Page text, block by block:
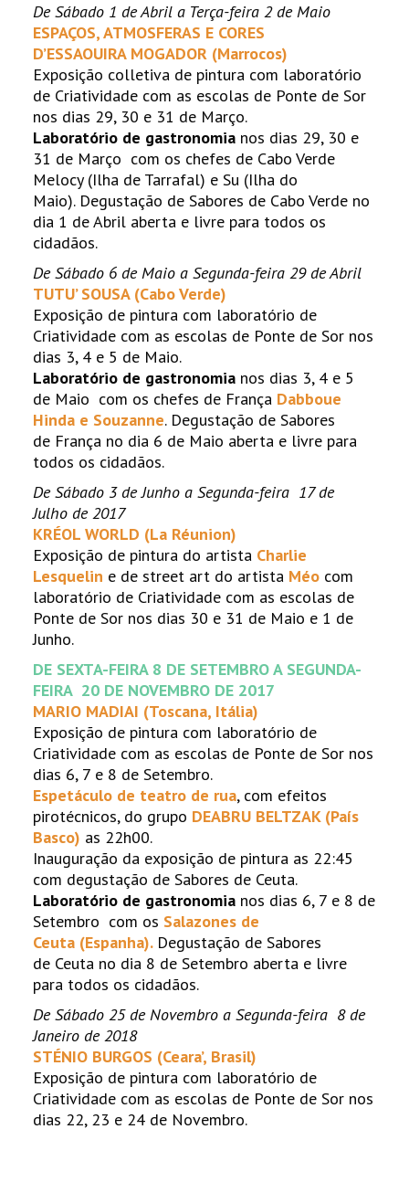
De Sábado 1 de Abril a Terça-feira 2 de Maio
ESPAÇOS, ATMOSFERAS E CORES
D’ESSAOUIRA MOGADOR (Marrocos)
Exposição colletiva de pintura com laboratório
de Criatividade com as escolas de Ponte de Sor
nos dias 29, 30 e 31 de Março.
Laboratório de gastronomia nos dias 29, 30 e
31 de Março com os chefes de Cabo Verde
Melocy (Ilha de Tarrafal) e Su (Ilha do
Maio). Degustação de Sabores de Cabo Verde no
dia 1 de Abril aberta e livre para todos os
cidadãos.
De Sábado 6 de Maio a Segunda-feira 29 de Abril
TUTU’ SOUSA (Cabo Verde)
Exposição de pintura com laboratório de
Criatividade com as escolas de Ponte de Sor nos
dias 3, 4 e 5 de Maio.
Laboratório de gastronomia nos dias 3, 4 e 5
de Maio com os chefes de França Dabboue
Hinda e Souzanne. Degustação de Sabores
de França no dia 6 de Maio aberta e livre para
todos os cidadãos.
De Sábado 3 de Junho a Segunda-feira 17 de
Julho de 2017
KRÉOL WORLD (La Réunion)
Exposição de pintura do artista Charlie
Lesquelin e de street art do artista Méo com
laboratório de Criatividade com as escolas de
Ponte de Sor nos dias 30 e 31 de Maio e 1 de
Junho.
DE SEXTA-FEIRA 8 DE SETEMBRO A SEGUNDA-
FEIRA 20 DE NOVEMBRO DE 2017
MARIO MADIAI (Toscana, Itália)
Exposição de pintura com laboratório de
Criatividade com as escolas de Ponte de Sor nos
dias 6, 7 e 8 de Setembro.
Espetáculo de teatro de rua, com efeitos
pirotécnicos, do grupo DEABRU BELTZAK (País
Basco) as 22h00.
Inauguração da exposição de pintura as 22:45
com degustação de Sabores de Ceuta.
Laboratório de gastronomia nos dias 6, 7 e 8 de
Setembro com os Salazones de
Ceuta (Espanha). Degustação de Sabores
de Ceuta no dia 8 de Setembro aberta e livre
para todos os cidadãos.
De Sábado 25 de Novembro a Segunda-feira 8 de
Janeiro de 2018
STÉNIO BURGOS (Ceara’, Brasil)
Exposição de pintura com laboratório de
Criatividade com as escolas de Ponte de Sor nos
dias 22, 23 e 24 de Novembro.